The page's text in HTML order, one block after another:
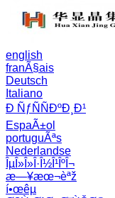
english
franÃ§ais
Deutsch
Italiano
Ð ÑƒÑÑÐºÐ¸Ð¹
EspaÃ±ol
portuguÃªs
Nederlandse
ÎµÎ»Î»Î·Î½Î¹ÎºÎ¬
æ—¥æœ¬èªž
í•œêµ­